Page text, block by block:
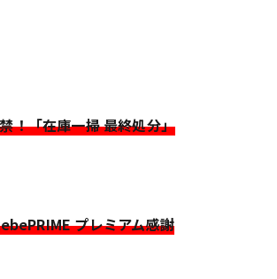
！「在庫一掃 最終処分」
プレミアム感謝